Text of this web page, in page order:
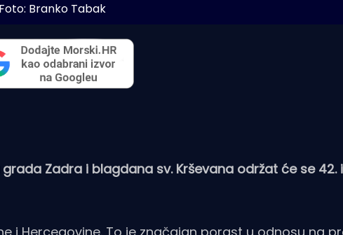
Foto: Branko Tabak
Zadra i blagdana sv. Krševana održat će se 42.